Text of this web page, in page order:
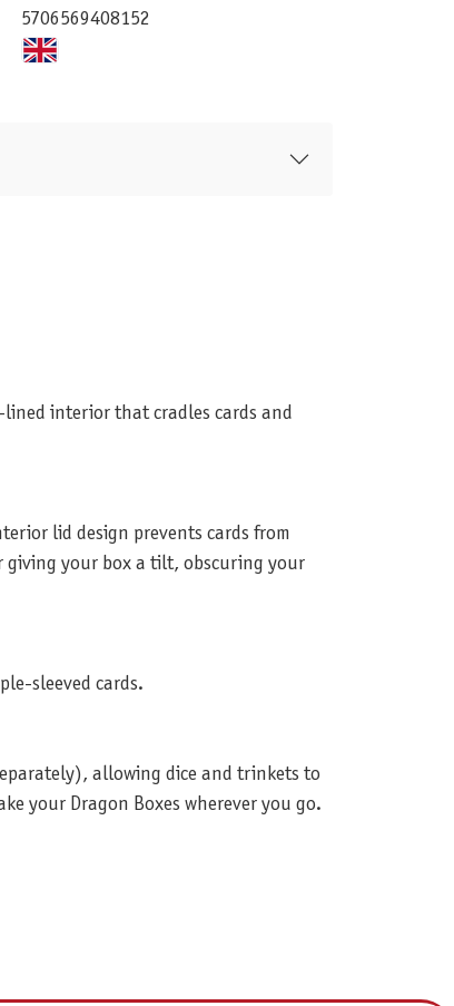
5706569408152
interior that cradles cards and
lid design prevents cards from
giving your box a tilt, obscuring your
sleeved cards.
allowing dice and trinkets to
your Dragon Boxes wherever you go.